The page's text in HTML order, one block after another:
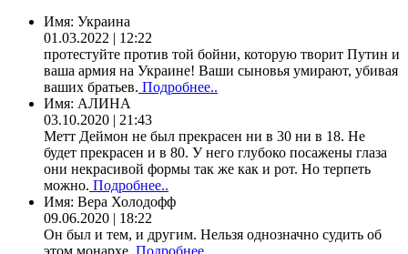
Имя: Украина
01.03.2022 | 12:22
протестуйте против той бойни, которую творит Путин и
ваша армия на Украине! Ваши сыновья умирают, убивая
ваших братьев. Подробнее..
Имя: АЛИНА
03.10.2020 | 21:43
Метт Деймон не был прекрасен ни в 30 ни в 18. Не
будет прекрасен и в 80. У него глубоко посажены глаза
они некрасивой формы так же как и рот. Но терпеть
можно. Подробнее..
Имя: Вера Холодофф
09.06.2020 | 18:22
Он был и тем, и другим. Нельзя однозначно судить об
этом монархе. Подробнее..